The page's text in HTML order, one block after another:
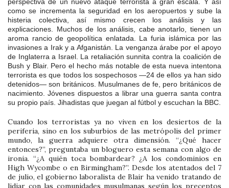
perspectiva de un nuevo ataque terrorista a gran escala. Y así
como se incrementa la seguridad en los aeropuertos y sube la
histeria colectiva, así mismo crecen los análisis y las
explicaciones. Muchos de los análisis, cabe anotarlo, tienen un
aroma rancio de geopolítica enlatada. La furia islámica por las
invasiones a Irak y a Afganistán. La venganza árabe por el apoyo
de Inglaterra a Israel. La retaliación sunnita contra la coalición de
Bush y Blair. Pero el hecho más notable de esta nueva intentona
terrorista es que todos los sospechosos —24 de ellos ya han sido
detenidos— son británicos. Musulmanes de fe, pero británicos de
nacimiento. Jóvenes dispuestos a librar una guerra santa contra
su propio país. Jihadistas que juegan al fútbol y escuchan la BBC.
Cuando los terroristas ya no viven en los desiertos de la
periferia, sino en los suburbios de las metrópolis del primer
mundo, la guerra adquiere otra dimensión. “¿Qué hacer
entonces?”, preguntaba un bloguero esta semana con algo de
ironia. “¿A quién toca bombardear? ¿A los condominios en
High Wycombe o en Birmingham?”. Desde los atentados del 7
de julio, el gobierno laboralista de Blair ha venido tratando de
lidiar con las comunidades musulmanas según los preceptos